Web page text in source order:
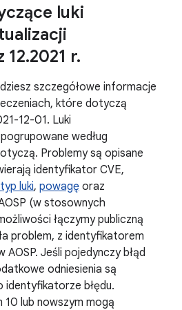
luki
12.2021 r.
szczegółowe informacje
które dotyczą
12-01. Luki
według
Problemy są opisane
identyfikator CVE,
typ luki, powagę oraz
(w stosownych
łączymy publiczną
problem, z identyfikatorem
AOSP. Jeśli pojedynczy błąd
odniesienia są
identyfikatorze błędu.
10 lub nowszym mogą